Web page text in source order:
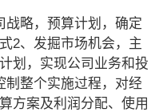
战略，预算计划，确定
2、发掘市场机会，主
划，实现公司业务和投
制整个实施过程，对经
方案及利润分配、使用